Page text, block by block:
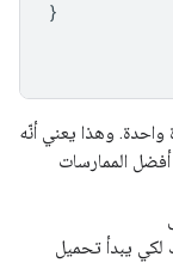
وهذا يعني أنّه
الممارسات
يبدأ تحميل